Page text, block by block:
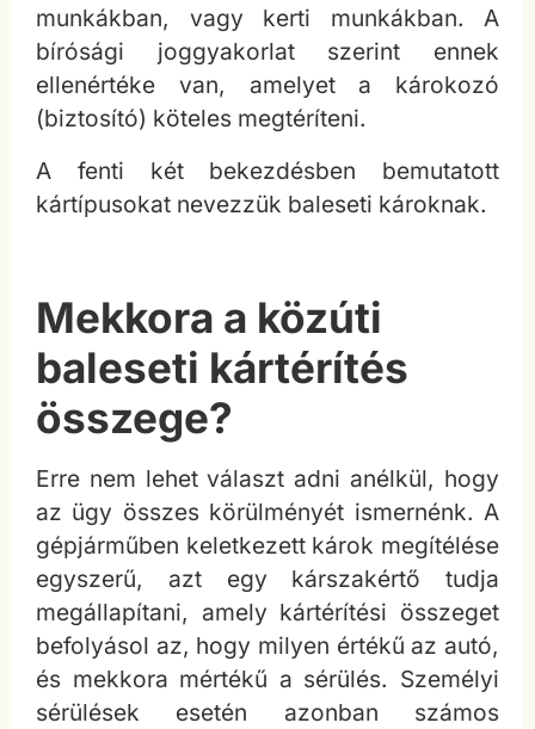
munkákban, vagy kerti munkákban. A
bírósági joggyakorlat szerint ennek
ellenértéke van, amelyet a károkozó
(biztosító) köteles megtéríteni.
A fenti két bekezdésben bemutatott
kártípusokat nevezzük baleseti károknak.
Mekkora a közúti
baleseti kártérítés
összege?
Erre nem lehet választ adni anélkül, hogy
az ügy összes körülményét ismernénk. A
gépjárműben keletkezett károk megítélése
egyszerű, azt egy kárszakértő tudja
megállapítani, amely kártérítési összeget
befolyásol az, hogy milyen értékű az autó,
és mekkora mértékű a sérülés. Személyi
sérülések esetén azonban számos